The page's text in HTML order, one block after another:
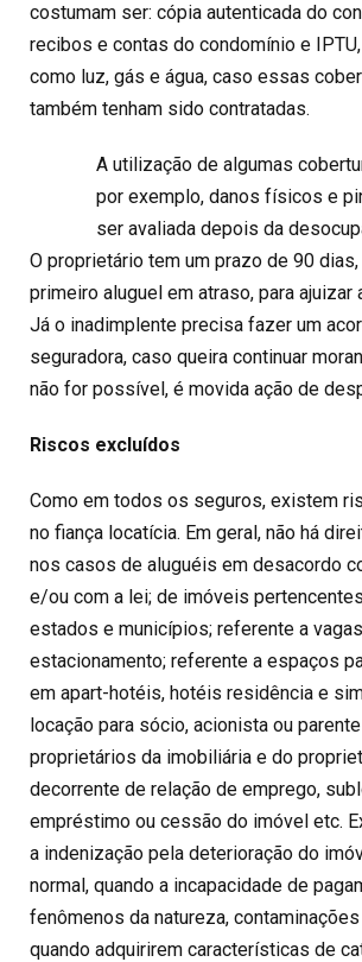
costumam ser: cópia autenticada do
recibos e contas do condomínio e
como luz, gás e água, caso essas
também tenham sido contratadas.
A utilização de algumas
por exemplo, danos físicos e
ser avaliada depois da
O proprietário tem um prazo de 90
primeiro aluguel em atraso, para ajuizar
Já o inadimplente precisa fazer um
seguradora, caso queira continuar
não for possível, é movida ação de
Riscos excluídos
Como em todos os seguros, existem
no fiança locatícia. Em geral, não há
nos casos de aluguéis em desacordo
e/ou com a lei; de imóveis
estados e municípios; referente a
estacionamento; referente a espaços
em apart-hotéis, hotéis residência e
locação para sócio, acionista ou
proprietários da imobiliária e do
decorrente de relação de emprego,
empréstimo ou cessão do imóvel etc.
a indenização pela deterioração do
normal, quando a incapacidade de
fenômenos da natureza,
quando adquirirem características de